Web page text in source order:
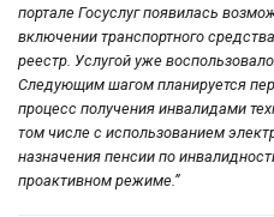
портале Госуслуг появилась
включении транспортного
реестр. Услугой уже
Следующим шагом планируется
процесс получения инвалидами
том числе с использованием
назначения пенсии по
проактивном режиме.”